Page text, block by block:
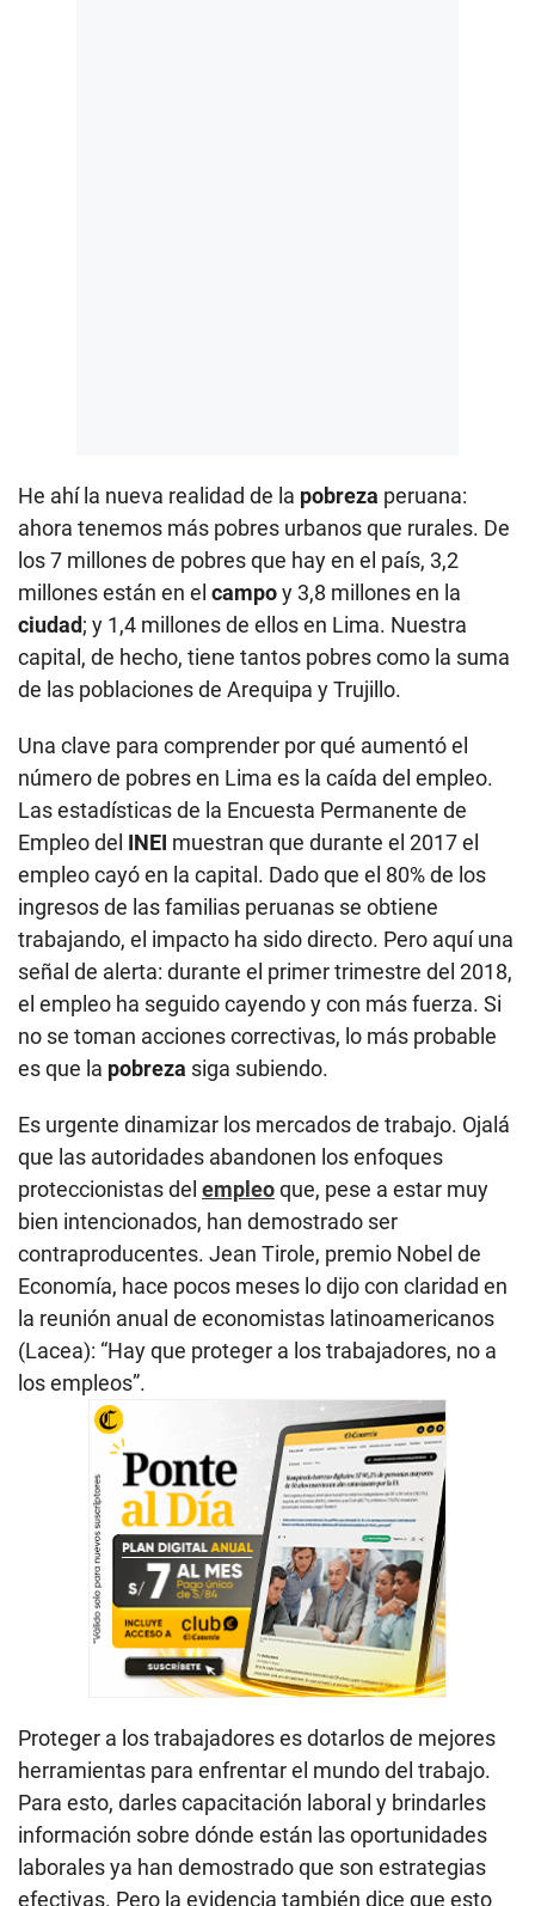
He ahí la nueva realidad de la pobreza peruana:
ahora tenemos más pobres urbanos que rurales. De
los 7 millones de pobres que hay en el país, 3,2
millones están en el campoy 3,8 millones en la
ciudad; y 1,4 millones de ellos en Lima. Nuestra
capital, de hecho, tiene tantos pobres como la suma
de las poblaciones de Arequipa y Trujillo.
Una clave para comprender por qué aumentó el
número de pobres en Lima es la caída del empleo.
Las estadísticas de la Encuesta Permanente de
Empleo del INEI muestran que durante el 2017 el
empleo cayó en la capital. Dado que el 80% de los
ingresos de las familias peruanas se obtiene
trabajando, el impacto ha sido directo. Pero aquí una
señal de alerta: durante el primer trimestre del 2018,
el empleo ha seguido cayendo y con más fuerza. Si
no se toman acciones correctivas, lo más probable
es que la pobreza siga subiendo.
Es urgente dinamizar los mercados de trabajo. Ojalá
que las autoridades abandonen los enfoques
proteccionistas del empleoque, pese a estar muy
bien intencionados, han demostrado ser
contraproducentes. Jean Tirole, premio Nobel de
Economía, hace pocos meses lo dijo con claridad en
la reunión anual de economistas latinoamericanos
(Lacea): “Hay que proteger a los trabajadores, no a
los empleos”.
Proteger a los trabajadores es dotarlos de mejores
herramientas para enfrentar el mundo del trabajo.
Para esto, darles capacitación laboral y brindarles
información sobre dónde están las oportunidades
laborales ya han demostrado que son estrategias
efectivas. Pero la evidencia también dice que esto